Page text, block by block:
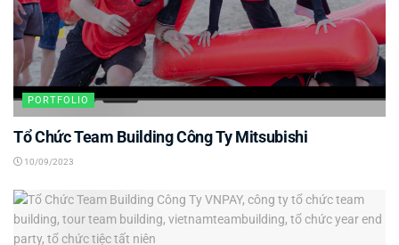
PORTFOLIO
Tổ Chức Team Building Công Ty Mitsubishi
10/09/2023